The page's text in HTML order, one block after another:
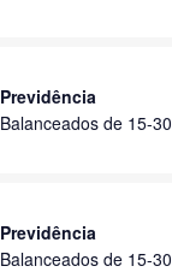
Previdência
Balanceados de 15-30
Previdência
Balanceados de 15-30